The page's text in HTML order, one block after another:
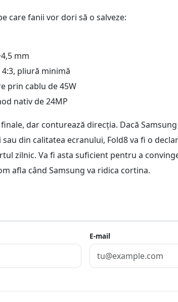
care fanii vor dori să o salveze:
mm
pliură minimă
prin cablu de 45W
nativ de 24MP
dar conturează direcția. Dacă
din calitatea ecranului, Fold8 va fi o
zilnic. Va fi asta suficient pentru a
afla când Samsung va ridica cortina.
E-mail